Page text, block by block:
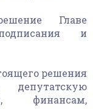
Главе
и
решения
финансам,